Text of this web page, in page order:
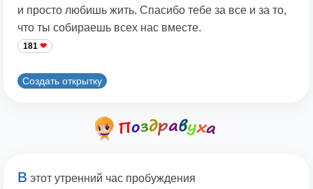
и просто любишь жить. Спасибо тебе за все и за то,
что ты собираешь всех нас вместе.
181
Создать открытку
В этот утренний час пробуждения